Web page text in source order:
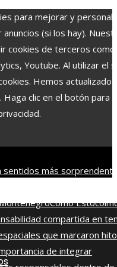
para mejorar y
(si los hay).
cookies de terceros como
Youtube. Al utilizar el
Hemos actualizado
clic en el botón para
sentidos más
de ingresos
Cómo
compartida en
que marcaron
de integrar